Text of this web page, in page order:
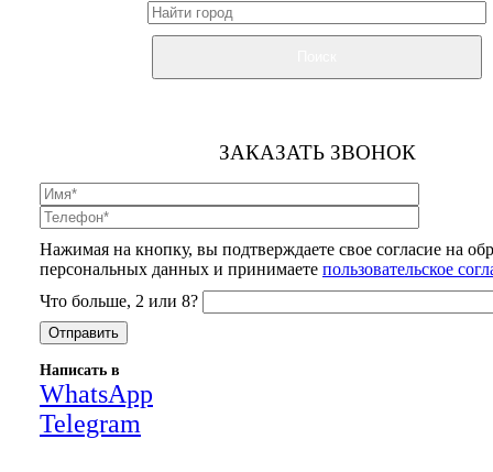
ЗАКАЗАТЬ ЗВОНОК
Нажимая на кнопку, вы подтверждаете свое согласие на
персональных данных и принимаете пользовательское
Что больше, 2 или 8?
Написать в
WhatsApp
Telegram